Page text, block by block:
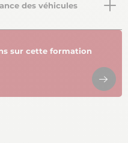
des véhicules
sur cette formation